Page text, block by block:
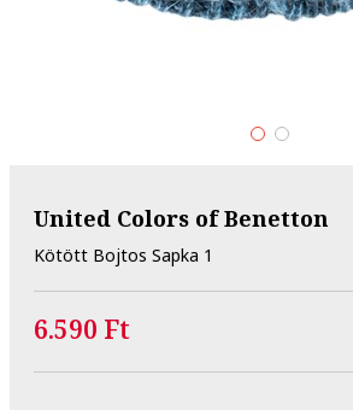
United Colors of Benetton
Kötött Bojtos Sapka 1
6.590 Ft